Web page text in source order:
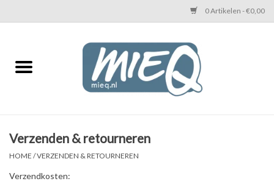
0 Artikelen - €0,00
Home
MIEQ's oorbellen
Verzenden & retourneren
HOME /VERZENDEN & RETOURNEREN
Verzendkosten: